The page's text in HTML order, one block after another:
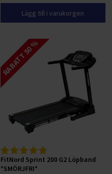
Lägg till i varukorgen
RABATT 50 %
FitNord Sprint 200 G2 Löpband
*SMÖRJFRI*